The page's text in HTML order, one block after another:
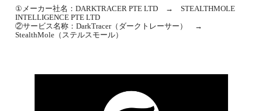
① メーカー社名： DARKTRACER PTE LTD →
STEALTHMOLE
INTELLIGENCE PTE LTD
②サービス名称： DarkTracer（ダークトレーサー）
→
StealthMole （ステルスモール）